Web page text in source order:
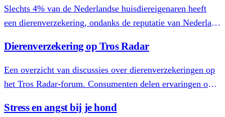
Slechts 4% van de Nederlandse huisdiereigenaren heeft
een dierenverzekering, ondanks de reputatie van Nederland
Groot-Brittannië (20%) en Scandinavië (75%).
Dierenverzekering op Tros Radar
Een overzicht van discussies over dierenverzekeringen op
het Tros Radar-forum. Consumenten delen ervaringen over
verzekeren en zelf sparen.
Stress en angst bij je hond